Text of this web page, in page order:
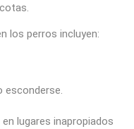
los perros incluyen:
esconderse.
lugares inapropiados